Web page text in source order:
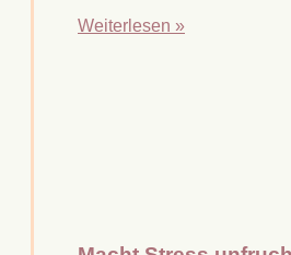
Weiterlesen »